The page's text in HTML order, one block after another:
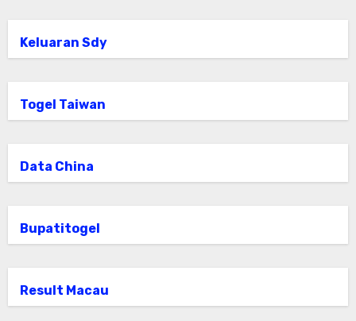
Keluaran Sdy
Togel Taiwan
Data China
Bupatitogel
Result Macau